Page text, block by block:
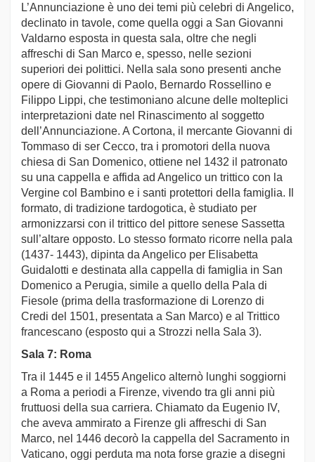
L’Annunciazione è uno dei temi più celebri di Angelico,
declinato in tavole, come quella oggi a San Giovanni
Valdarno esposta in questa sala, oltre che negli
affreschi di San Marco e, spesso, nelle sezioni
superiori dei polittici. Nella sala sono presenti anche
opere di Giovanni di Paolo, Bernardo Rossellino e
Filippo Lippi, che testimoniano alcune delle molteplici
interpretazioni date nel Rinascimento al soggetto
dell’Annunciazione. A Cortona, il mercante Giovanni di
Tommaso di ser Cecco, tra i promotori della nuova
chiesa di San Domenico, ottiene nel 1432 il patronato
su una cappella e affida ad Angelico un trittico con la
Vergine col Bambino e i santi protettori della famiglia. Il
formato, di tradizione tardogotica, è studiato per
armonizzarsi con il trittico del pittore senese Sassetta
sull’altare opposto. Lo stesso formato ricorre nella pala
(1437- 1443), dipinta da Angelico per Elisabetta
Guidalotti e destinata alla cappella di famiglia in San
Domenico a Perugia, simile a quello della Pala di
Fiesole (prima della trasformazione di Lorenzo di
Credi del 1501, presentata a San Marco) e al Trittico
francescano (esposto qui a Strozzi nella Sala 3).
Sala 7: Roma
Tra il 1445 e il 1455 Angelico alternò lunghi soggiorni
a Roma a periodi a Firenze, vivendo tra gli anni più
fruttuosi della sua carriera. Chiamato da Eugenio IV,
che aveva ammirato a Firenze gli affreschi di San
Marco, nel 1446 decorò la cappella del Sacramento in
Vaticano, oggi perduta ma nota forse grazie a disegni